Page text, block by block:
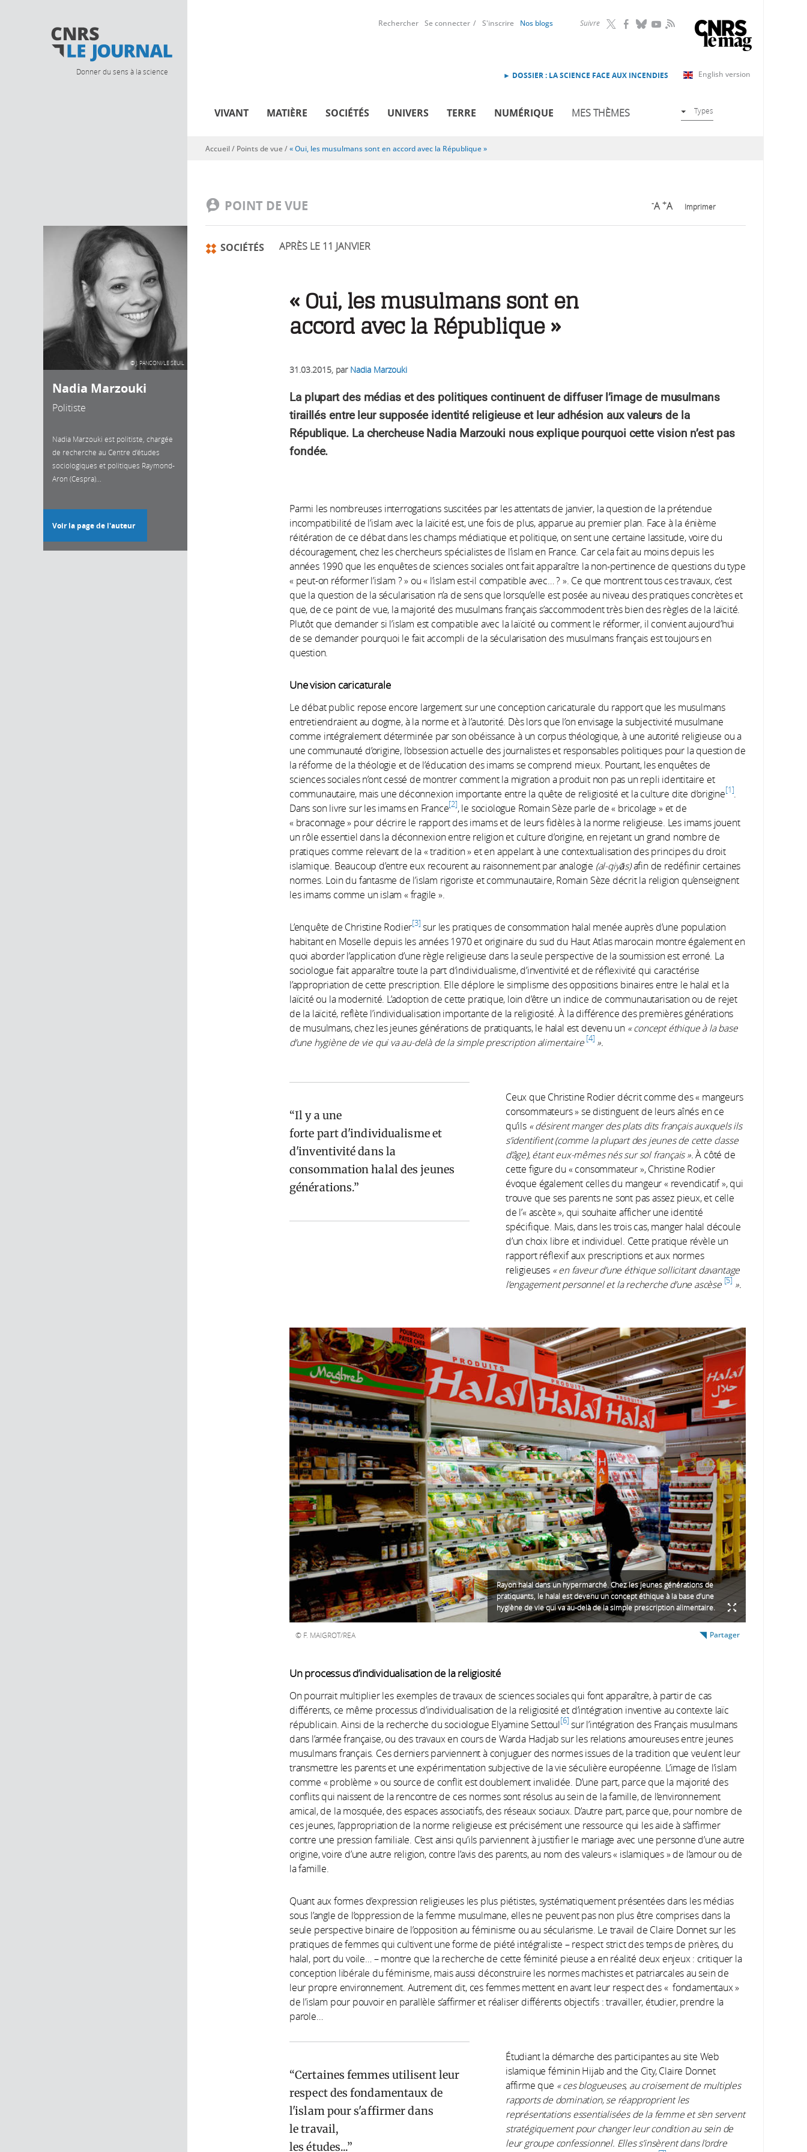
Donner du sens à la science
Suivre RSS
Rechercher Se connecter S'inscrire Nos blogs
English version
► DOSSIER : LA SCIENCE FACE AUX INCENDIES
VIVANT MATIÈRE SOCIÉTÉS UNIVERS TERRE NUMÉRIQUE MES THÈMES Types
Vous êtes ici
Accueil/ Points de vue/« Oui, les musulmans sont en accord avec la République »
POINT DE VUE -A +A Imprimer
SOCIÉTÉS APRÈS LE 11 JANVIER
« Oui, les musulmans sont en
accord avec la République »
31.03.2015, par Nadia Marzouki
La plupart des médias et des politiques continuent de diffuser l’image de musulmans
tiraillés entre leur supposée identité religieuse et leur adhésion aux valeurs de la
République. La chercheuse Nadia Marzouki nous explique pourquoi cette vision n’est pas
fondée.
Parmi les nombreuses interrogations suscitées par les attentats de janvier, la question de la prétendue
incompatibilité de l’islam avec la laïcité est, une fois de plus, apparue au premier plan. Face à la énième
réitération de ce débat dans les champs médiatique et politique, on sent une certaine lassitude, voire du
découragement, chez les chercheurs spécialistes de l’islam en France. Car cela fait au moins depuis les
années 1990 que les enquêtes de sciences sociales ont fait apparaître la non-pertinence de questions du type
« peut-on réformer l’islam ? » ou « l’islam est-il compatible avec… ? ». Ce que montrent tous ces travaux, c’est
que la question de la sécularisation n’a de sens que lorsqu’elle est posée au niveau des pratiques concrètes et
que, de ce point de vue, la majorité des musulmans français s’accommodent très bien des règles de la laïcité.
Plutôt que demander si l’islam est compatible avec la laïcité ou comment le réformer, il convient aujourd’hui
de se demander pourquoi le fait accompli de la sécularisation des musulmans français est toujours en
question.
Une vision caricaturale
Le débat public repose encore largement sur une conception caricaturale du rapport que les musulmans
entretiendraient au dogme, à la norme et à l’autorité. Dès lors que l’on envisage la subjectivité musulmane
comme intégralement déterminée par son obéissance à un corpus théologique, à une autorité religieuse ou a
une communauté d’origine, l’obsession actuelle des journalistes et responsables politiques pour la question de
la réforme de la théologie et de l’éducation des imams se comprend mieux. Pourtant, les enquêtes de
sciences sociales n’ont cessé de montrer comment la migration a produit non pas un repli identitaire et
communautaire, mais une déconnexion importante entre la quête de religiosité et la culture dite d’origine 1
Dans son livre sur les imams en France 2 , le sociologue Romain Sèze parle de « bricolage » et de
« braconnage » pour décrire le rapport des imams et de leurs fidèles à la norme religieuse. Les imams jouent
un rôle essentiel dans la déconnexion entre religion et culture d’origine, en rejetant un grand nombre de
pratiques comme relevant de la « tradition » et en appelant à une contextualisation des principes du droit
islamique. Beaucoup d’entre eux recourent au raisonnement par analogie (al-qiyās)afin de redéfinir certaines
normes. Loin du fantasme de l’islam rigoriste et communautaire, Romain Sèze décrit la religion qu’enseignent
les imams comme un islam « fragile ».
L’enquête de Christine Rodier 3 sur les pratiques de consommation halal menée auprès d’une population
habitant en Moselle depuis les années 1970 et originaire du sud du Haut Atlas marocain montre également en
quoi aborder l’application d’une règle religieuse dans la seule perspective de la soumission est erroné. La
sociologue fait apparaître toute la part d’individualisme, d’inventivité et de réflexivité qui caractérise
l’appropriation de cette prescription. Elle déplore le simplisme des oppositions binaires entre le halal et la
laïcité ou la modernité. L’adoption de cette pratique, loin d’être un indice de communautarisation ou de rejet
de la laïcité, reflète l’individualisation importante de la religiosité. À la différence des premières générations
de musulmans, chez les jeunes générations de pratiquants, le halal est devenu un « concept éthique à la base
d’une hygiène de vie qui va au-delà de la simple prescription alimentaire 4 ».
Il y a une
forte part d'individualisme et
d'inventivité dans la
consommation halal des jeunes
générations.
Ceux que Christine Rodier décrit comme des « mangeurs
consommateurs » se distinguent de leurs aînés en ce
qu’ils « désirent manger des plats dits français auxquels ils
s’identifient (comme la plupart des jeunes de cette classe
d’âge), étant eux-mêmes nés sur sol français ». À côté de
cette figure du « consommateur », Christine Rodier
évoque également celles du mangeur « revendicatif », qui
trouve que ses parents ne sont pas assez pieux, et celle
de l’« ascète », qui souhaite afficher une identité
spécifique. Mais, dans les trois cas, manger halal découle
d’un choix libre et individuel. Cette pratique révèle un
rapport réflexif aux prescriptions et aux normes
religieuses « en faveur d’une éthique sollicitant davantage
l’engagement personnel et la recherche d’une ascèse 5 ».
Rayon halal dans un hypermarché. Chez les jeunes générations de
pratiquants, le halal est devenu un concept éthique à la base d’une
hygiène de vie qui va au-delà de la simple prescription alimentaire.
F. MAIGROT/REA Partager
Un processus d’individualisation de la religiosité
On pourrait multiplier les exemples de travaux de sciences sociales qui font apparaître, à partir de cas
différents, ce même processus d’individualisation de la religiosité et d’intégration inventive au contexte laïc
républicain. Ainsi de la recherche du sociologue Elyamine Settoul 6 sur l’intégration des Français musulmans
dans l’armée française, ou des travaux en cours de Warda Hadjab sur les relations amoureuses entre jeunes
musulmans français. Ces derniers parviennent à conjuguer des normes issues de la tradition que veulent leur
transmettre les parents et une expérimentation subjective de la vie séculière européenne. L’image de l’islam
comme « problème » ou source de conflit est doublement invalidée. D’une part, parce que la majorité des
conflits qui naissent de la rencontre de ces normes sont résolus au sein de la famille, de l’environnement
amical, de la mosquée, des espaces associatifs, des réseaux sociaux. D’autre part, parce que, pour nombre de
ces jeunes, l’appropriation de la norme religieuse est précisément une ressource qui les aide à s’affirmer
contre une pression familiale. C’est ainsi qu’ils parviennent à justifier le mariage avec une personne d’une autre
origine, voire d’une autre religion, contre l’avis des parents, au nom des valeurs « islamiques » de l’amour ou de
la famille.
Quant aux formes d’expression religieuses les plus piétistes, systématiquement présentées dans les médias
sous l’angle de l’oppression de la femme musulmane, elles ne peuvent pas non plus être comprises dans la
seule perspective binaire de l’opposition au féminisme ou au sécularisme. Le travail de Claire Donnet sur les
pratiques de femmes qui cultivent une forme de piété intégraliste – respect strict des temps de prières, du
halal, port du voile… – montre que la recherche de cette féminité pieuse a en réalité deux enjeux : critiquer la
conception libérale du féminisme, mais aussi déconstruire les normes machistes et patriarcales au sein de
leur propre environnement. Autrement dit, ces femmes mettent en avant leur respect des « fondamentaux »
de l’islam pour pouvoir en parallèle s’affirmer et réaliser différents objectifs : travailler, étudier, prendre la
parole…
Certaines femmes utilisent leur
respect des fondamentaux de
l'islam pour s'affirmer dans
le travail,
les études...
Étudiant la démarche des participantes au site Web
islamique féminin Hijab and the City, Claire Donnet
affirme que « ces blogueuses, au croisement de multiples
rapports de domination, se réapproprient les
représentations essentialisées de la femme et s’en servent
stratégiquement pour changer leur condition au sein de
leur groupe confessionnel. Elles s’insèrent dans l’ordre
© J. PANCONI/LE SEUIL
Nadia Marzouki
Politiste
Nadia Marzouki est politiste, chargée
de recherche au Centre d’études
sociologiques et politiques Raymond-
Aron (Cespra)...
Voir la page de l'auteur